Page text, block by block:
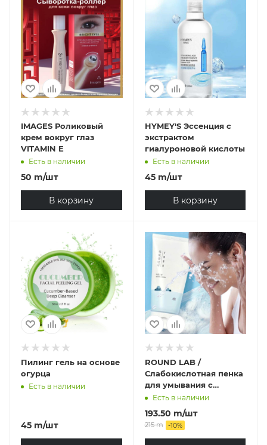
IMAGES Роликовый
крем вокруг глаз
VITAMIN E
Есть в наличии
50 m/шт
В корзину
HYMEY'S Эссенция с
экстрактом
гиалуроновой кислоты
Есть в наличии
45m/шт
В корзину
Пилинг гель на основе
огурца
Есть в наличии
45 m/шт
ROUND LAB /
Слабокислотная пенка
для умывания с
морской водой Round
Lab1025 Dokdo
Cleanser, 150 мл
Есть в наличии
193.50 m/шт
215m -10%